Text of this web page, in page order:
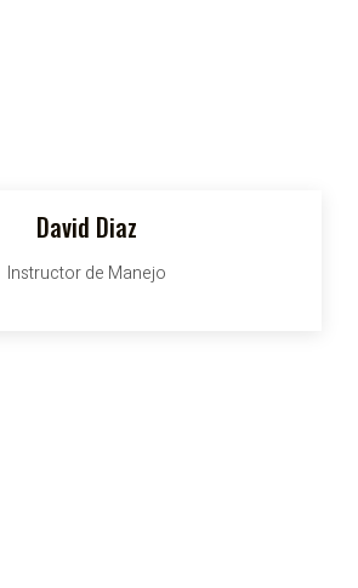
David Diaz
Instructor de Manejo